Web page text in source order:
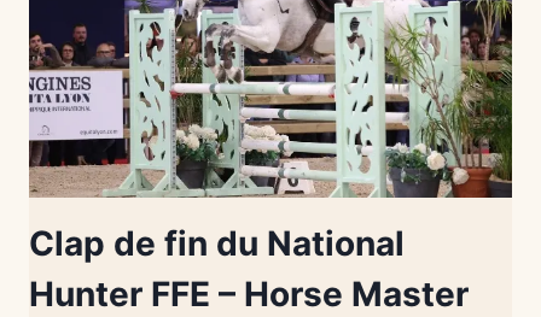
Clap de fin du National
Hunter FFE – Horse Master